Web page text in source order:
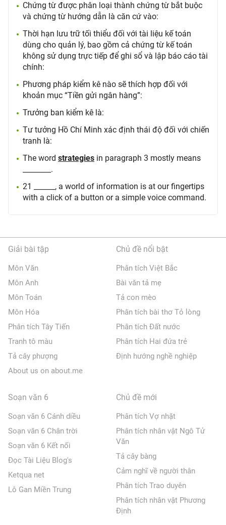
Chứng từ được phân loại thành chứng từ bắt buộc
và chứng từ hướng dẫn là căn cứ vào:
Thời hạn lưu trữ tối thiểu đối với tài liệu kế toán
dùng cho quản lý, bao gồm cả chứng từ kế toán
không sử dụng trực tiếp để ghi sổ và lập báo cáo tài
chính:
Phương pháp kiểm kê nào sẽ thích hợp đối với
khoản mục “Tiền gửi ngân hàng”:
Trưởng ban kiểm kê là:
Tư tưởng Hồ Chí Minh xác định thái độ đối với chiến
tranh là:
The word strategies in paragraph 3 mostly means
________.
21 ______, a world of information is at our fingertips
with a click of a button or a simple voice command.
Giải bài tập
Môn Văn
Môn Anh
Môn Toán
Môn Hóa
Phân tích Tây Tiến
Tranh tô màu
Tả cây phượng
About us on about.me
Chủ đề nổi bật
Phân tích Việt Bắc
Bài văn tả mẹ
Tả con mèo
Phân tích bài thơ Tỏ lòng
Phân tích Đất nước
Phân tích Hai đứa trẻ
Định hướng nghề nghiệp
Soạn văn 6
Soạn văn 6 Cánh diều
Soạn văn 6 Chân trời
Soạn văn 6 Kết nối
Đọc Tài Liệu Blog's
Ketqua net
Lô Gan Miền Trung
Chủ đề mới
Phân tích Vợ nhặt
Phân tích nhân vật Ngô Tử
Văn
Tả cây bàng
Cảm nghĩ về người thân
Phân tích Trao duyên
Phân tích nhân vật Phương
Định